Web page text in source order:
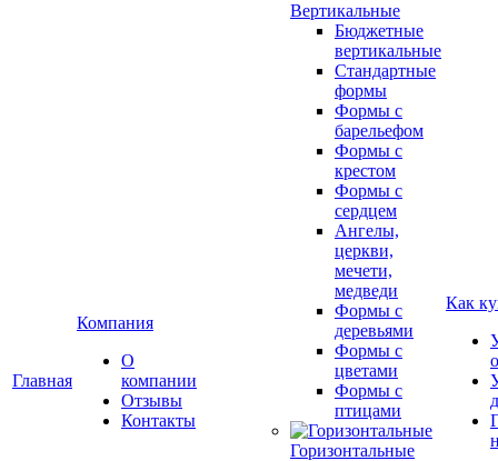
Главная
Компания
О
компании
Отзывы
Контакты
Вертикальные
Бюджетные
вертикальные
Стандартные
формы
Формы с
барельефом
Формы с
крестом
Формы с
сердцем
Ангелы,
церкви,
мечети,
медведи
Формы с
деревьями
Формы с
цветами
Формы с
птицами
Горизонтальные
Как